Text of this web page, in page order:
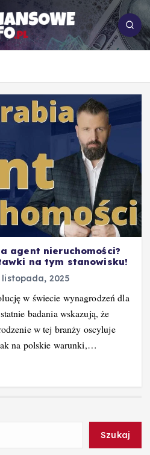
rachunkowości, pracy, biznesie i
agent nieruchomości?
na tym stanowisku!
2025
w świecie wynagrodzeń dla
badania wskazują, że
w tej branży oscyluje
na polskie warunki,…
Szukaj